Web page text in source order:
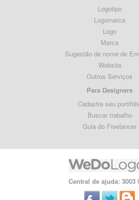
Logotipo
Logomarca
Logo
Marca
Sugestão de nome de
Website
Outros Serviços
Para Designers
Cadastre seu
Buscar trabalho
Guia do Freelancer
Central de ajuda: 3003